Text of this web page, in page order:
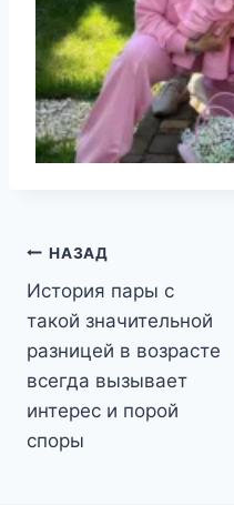
Навигация
по
записям
НАЗАД
История пары с
такой значительной
разницей в возрасте
всегда вызывает
интерес и порой
споры